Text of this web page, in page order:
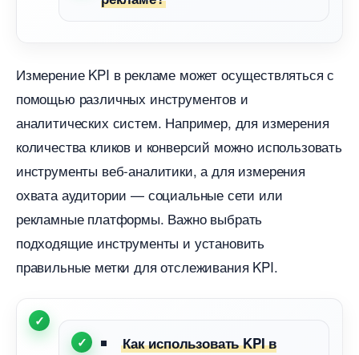
Измерение KPI в рекламе может осуществляться с
помощью различных инструментов и
аналитических систем. Например, для измерения
количества кликов и конверсий можно использовать
инструменты веб-аналитики, а для измерения
охвата аудитории — социальные сети или
рекламные платформы. Важно выбрать
подходящие инструменты и установить
правильные метки для отслеживания KPI.
Как использовать KPI